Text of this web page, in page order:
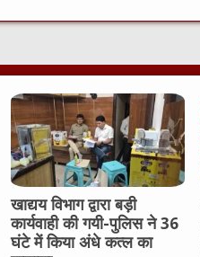
g
er
at
s
A
p
p
खाद्यय विभाग द्वारा बड़ी
कार्यवाही की गयी-पुलिस ने 36
घंटे में किया अंधे कत्ल का